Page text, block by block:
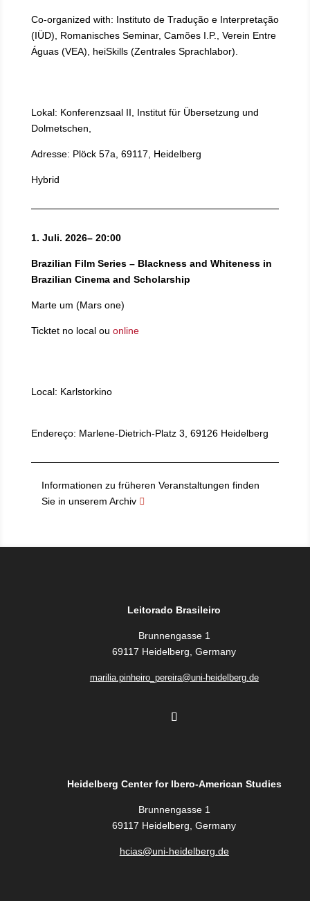
Co-organized with: Instituto de Tradução e Interpretação
(IÜD), Romanisches Seminar, Camões I.P.,
Verein Entre
Águas (VEA), heiSkills (Zentrales Sprachlabor).
Lokal: Konferenzsaal II, Institut für Übersetzung und
Dolmetschen,
Adresse: Plöck 57a, 69117, Heidelberg
Hybrid
1. Juli. 2026– 20:00
Brazilian Film Series – Blackness and Whiteness in
Brazilian Cinema and Scholarship
Marte um (Mars one)
Ticktet no local ou online
Local: Karlstorkino
Endereço: Marlene-Dietrich-Platz 3, 69126 Heidelberg
Informationen zu früheren Veranstaltungen finden
Sie in unserem Archiv
Leitorado Brasileiro
Brunnengasse 1
69117 Heidelberg, Germany
marilia.pinheiro_pereira@uni-heidelberg.de
Heidelberg Center for Ibero-American Studies
Brunnengasse 1
69117 Heidelberg, Germany
hcias@uni-heidelberg.de